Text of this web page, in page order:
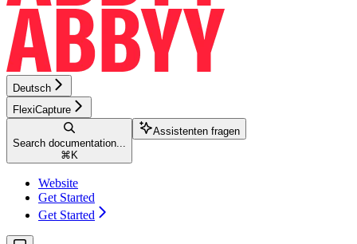
Deutsch
FlexiCapture
Search documentation...
⌘ K
Assistenten fragen
Website
Get Started
Get Started